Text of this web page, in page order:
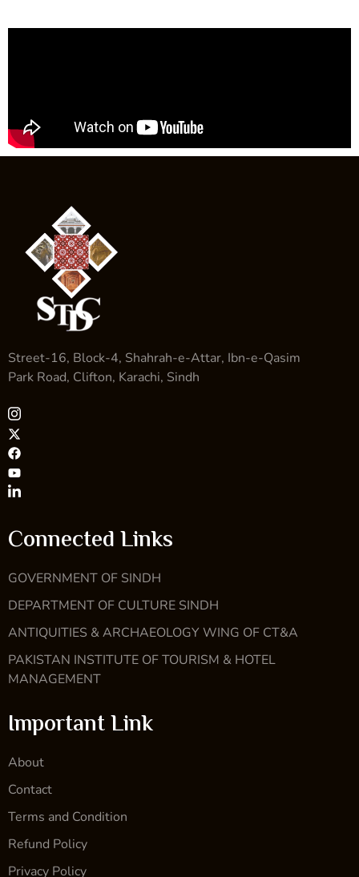
Street-16, Block-4, Shahrah-e-Attar, Ibn-e-Qasim
Park Road, Clifton, Karachi, Sindh
Connected Links
GOVERNMENT OF SINDH
DEPARTMENT OF CULTURE SINDH
ANTIQUITIES & ARCHAEOLOGY WING OF CT&A
PAKISTAN INSTITUTE OF TOURISM & HOTEL
MANAGEMENT
Important Link
About
Contact
Terms and Condition
Refund Policy
Privacy Policy